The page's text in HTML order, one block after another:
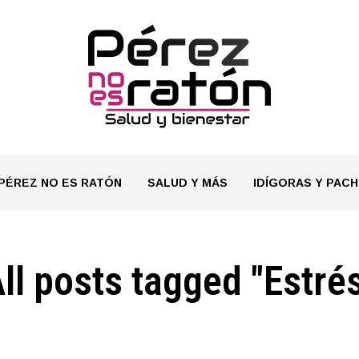
NO ES RATÓN SALUD Y MÁS IDÍGORAS Y
posts tagged